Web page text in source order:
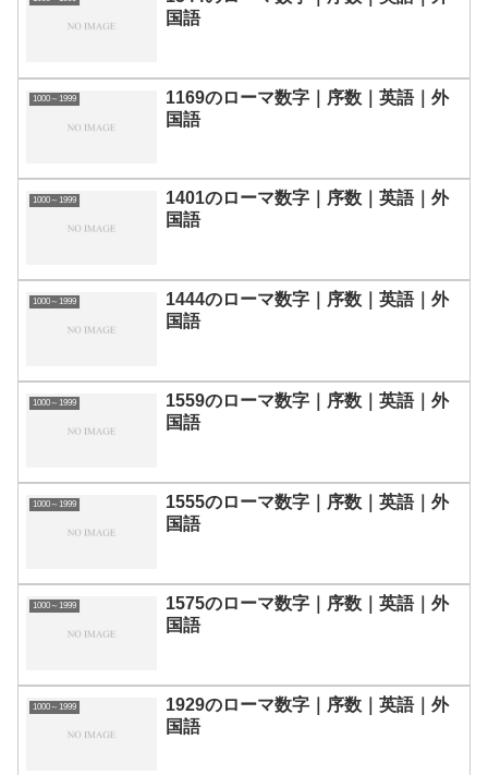
国語
1000～1999
1169のローマ数字｜序数｜英語｜外
国語
1000～1999
1401のローマ数字｜序数｜英語｜外
国語
1000～1999
1444のローマ数字｜序数｜英語｜外
国語
1000～1999
1559のローマ数字｜序数｜英語｜外
国語
1000～1999
1555のローマ数字｜序数｜英語｜外
国語
1000～1999
1575のローマ数字｜序数｜英語｜外
国語
1000～1999
1929のローマ数字｜序数｜英語｜外
国語